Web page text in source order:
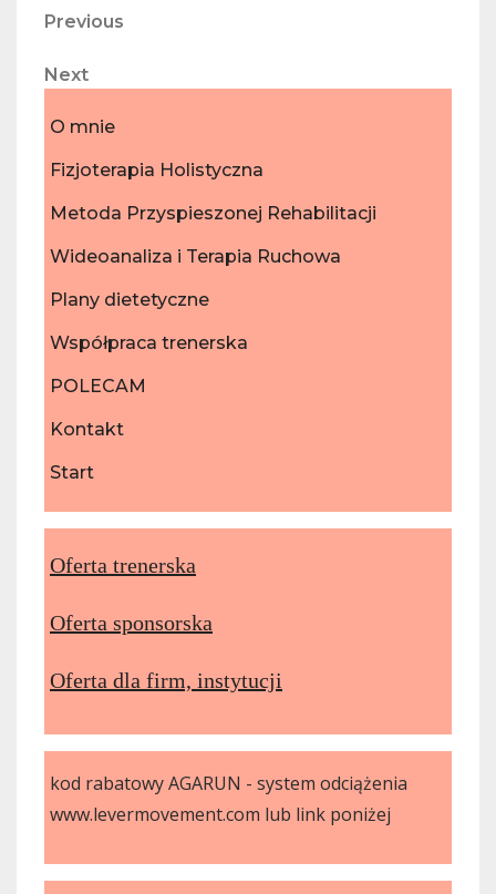
Nawigacja
wpisu
Previous
Previous
Next
Next
O mnie
Fizjoterapia Holistyczna
Metoda Przyspieszonej Rehabilitacji
Wideoanaliza i Terapia Ruchowa
Plany dietetyczne
Współpraca trenerska
POLECAM
Kontakt
Start
Oferta trenerska
Oferta sponsorska
Oferta dla firm, instytucji
kod rabatowy AGARUN - system odciążenia
www.levermovement.com lub link poniżej